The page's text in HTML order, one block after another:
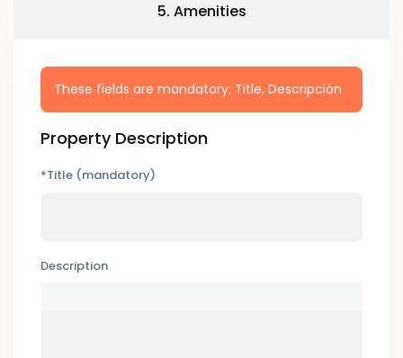
5. Amenities
These fields are mandatory: Title, Descripción
Property Description
*Title (mandatory)
Description